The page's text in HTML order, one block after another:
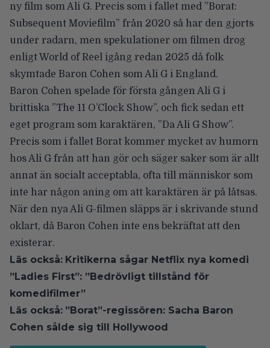
ny film som Ali G. Precis som i fallet med ”Borat:
Subsequent Moviefilm” från 2020 så har den gjorts
under radarn, men spekulationer om filmen drog
enligt World of Reel igång redan 2025 då folk
skymtade Baron Cohen som Ali G i England.
Baron Cohen spelade för första gången Ali G i
brittiska ”The 11 O’Clock Show”, och fick sedan ett
eget program som karaktären, ”Da Ali G Show”.
Precis som i fallet Borat kommer mycket av humorn
hos Ali G från att han gör och säger saker som är allt
annat än socialt acceptabla, ofta till människor som
inte har någon aning om att karaktären är på låtsas.
När den nya Ali G-filmen släpps är i skrivande stund
oklart, då Baron Cohen inte ens bekräftat att den
existerar.
Läs också: Kritikerna sågar Netflix nya komedi
”Ladies First”: ”Bedrövligt tillstånd för
komedifilmer”
Läs också: ”Borat”-regissören: Sacha Baron
Cohen sålde sig till Hollywood